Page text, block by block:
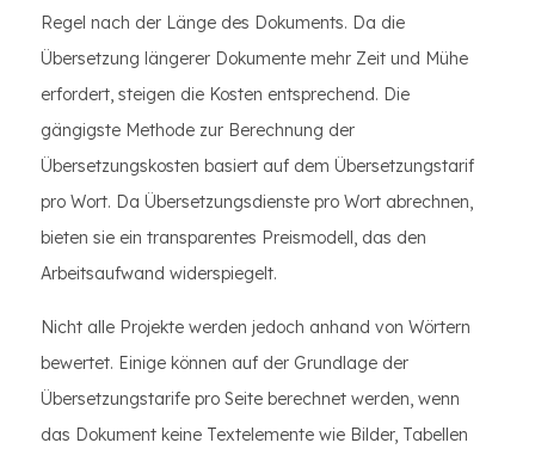
Regel nach der Länge des Dokuments. Da die
Übersetzung längerer Dokumente mehr Zeit und Mühe
erfordert, steigen die Kosten entsprechend. Die
gängigste Methode zur Berechnung der
Übersetzungskosten basiert auf dem Übersetzungstarif
pro Wort. Da Übersetzungsdienste pro Wort abrechnen,
bieten sie ein transparentes Preismodell, das den
Arbeitsaufwand widerspiegelt.
Nicht alle Projekte werden jedoch anhand von Wörtern
bewertet. Einige können auf der Grundlage der
Übersetzungstarife pro Seite berechnet werden, wenn
das Dokument keine Textelemente wie Bilder, Tabellen